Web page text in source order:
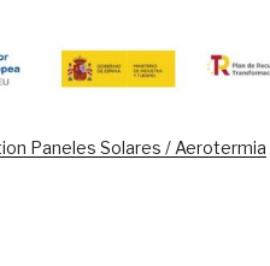
Paneles Solares / Aerotermia